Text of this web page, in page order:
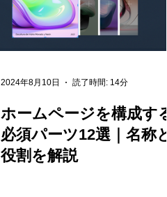
ホームページを構成する
必須パーツ12選｜名称と
役割を解説
2024年8月10日 読了時間: 14分